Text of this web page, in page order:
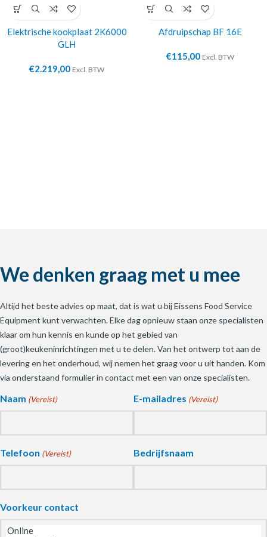
Elektrische kookplaat 2K6000
GLH
€2.219,00 Excl. BTW
Afdruipschap BF 16E
€115,00 Excl. BTW
We denken graag met u mee
Altijd het beste advies op maat, dat is wat u bij Eissens Food Service
Equipment kunt verwachten. Elke dag opnieuw staan onze specialisten
klaar om hun kennis en kunde op het gebied van
(groot)keukeninrichtingen met u te delen. Van het ontwerp tot aan de
levering en het onderhoud, wij nemen het graag voor u uit handen. Kom
via onderstaand formulier in contact met een van onze specialisten.
Naam (Vereist) E-mailadres (Vereist)
Telefoon (Vereist) Bedrijfsnaam
Voorkeur contact